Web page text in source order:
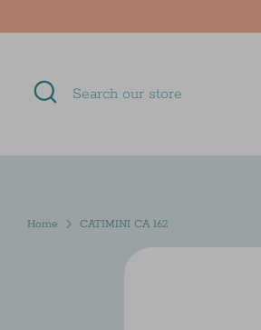
to
Search
Search
Home CATIMINI CA 162